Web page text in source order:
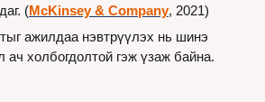
(McKinsey & Company, 2021)
ажилдаа нэвтрүүлэх нь шинэ
ач холбогдолтой гэж үзаж байна.